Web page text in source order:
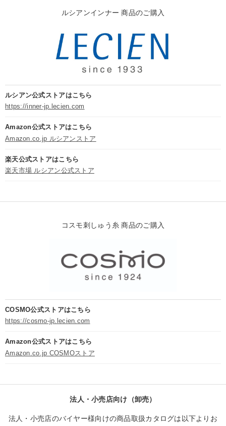
ルシアンインナー 商品のご購入
ルシアン公式ストアはこちら
https://inner-jp.lecien.com
Amazon公式ストアはこちら
Amazon.co.jp ルシアンストア
楽天公式ストアはこちら
楽天市場 ルシアン公式ストア
コスモ刺しゅう糸 商品のご購入
COSMO公式ストアはこちら
https://cosmo-jp.lecien.com
Amazon公式ストアはこちら
Amazon.co.jp COSMOストア
法人・小売店向け（卸売）
法人・小売店のバイヤー様向けの商品取扱カタログは以下よりお